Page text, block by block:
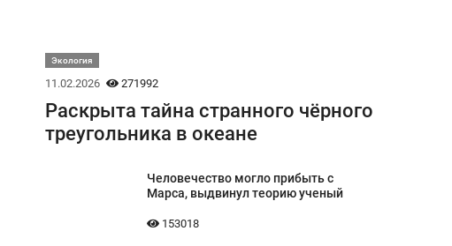
Экология
11.02.2026 271992
Раскрыта тайна странного чёрного
треугольника в океане
Человечество могло прибыть с
Марса, выдвинул теорию ученый
153018